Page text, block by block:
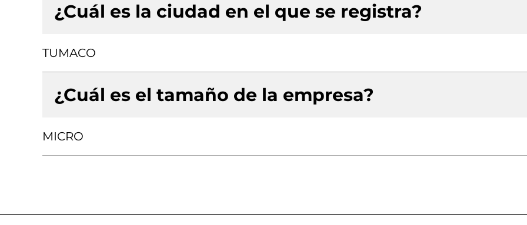
¿Cuál es la ciudad en el que se registra?
TUMACO
¿Cuál es el tamaño de la empresa?
MICRO